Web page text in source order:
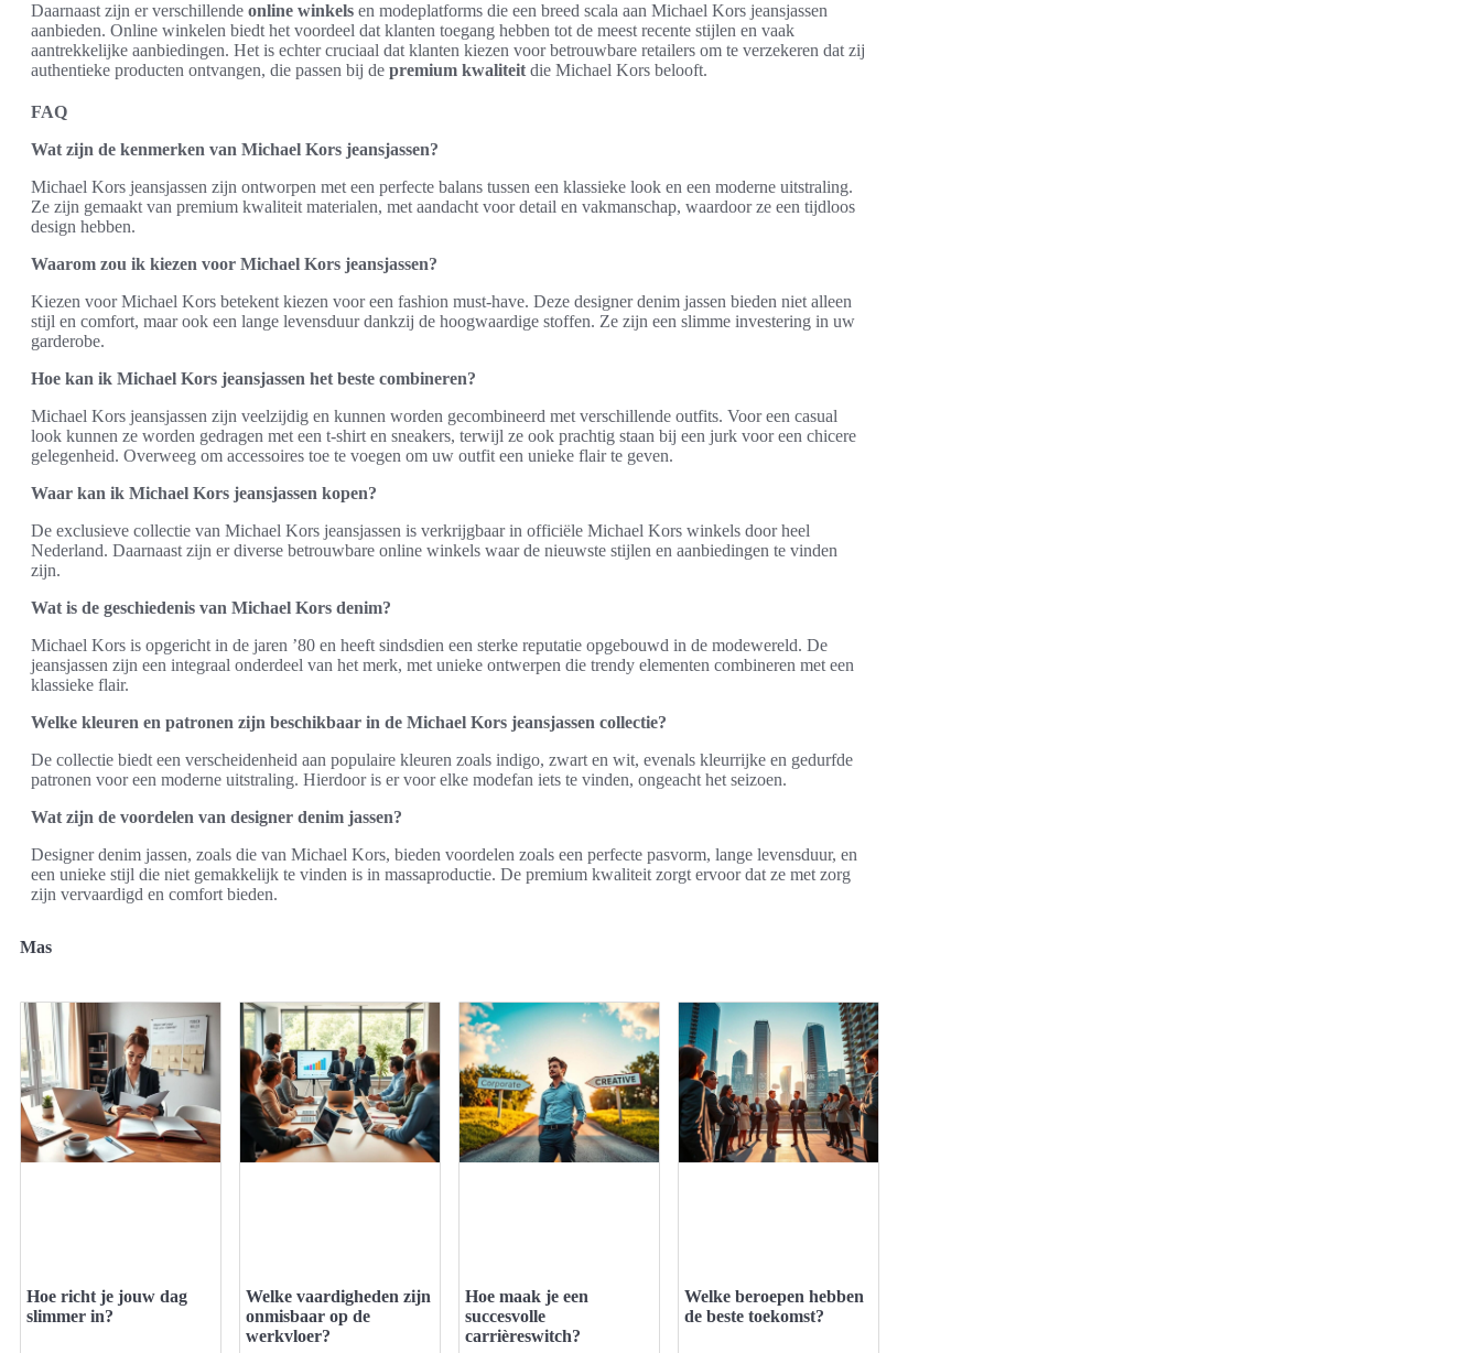
Daarnaast zijn er verschillende online winkels en modeplatforms die een breed scala aan Michael Kors jeansjassen
aanbieden. Online winkelen biedt het voordeel dat klanten toegang hebben tot de meest recente stijlen en vaak
aantrekkelijke aanbiedingen. Het is echter cruciaal dat klanten kiezen voor betrouwbare retailers om te verzekeren dat zij
authentieke producten ontvangen, die passen bij de premium kwaliteit die Michael Kors belooft.
FAQ
Wat zijn de kenmerken van Michael Kors jeansjassen?
Michael Kors jeansjassen zijn ontworpen met een perfecte balans tussen een klassieke look en een moderne uitstraling.
Ze zijn gemaakt van premium kwaliteit materialen, met aandacht voor detail en vakmanschap, waardoor ze een tijdloos
design hebben.
Waarom zou ik kiezen voor Michael Kors jeansjassen?
Kiezen voor Michael Kors betekent kiezen voor een fashion must-have. Deze designer denim jassen bieden niet alleen
stijl en comfort, maar ook een lange levensduur dankzij de hoogwaardige stoffen. Ze zijn een slimme investering in uw
garderobe.
Hoe kan ik Michael Kors jeansjassen het beste combineren?
Michael Kors jeansjassen zijn veelzijdig en kunnen worden gecombineerd met verschillende outfits. Voor een casual
look kunnen ze worden gedragen met een t-shirt en sneakers, terwijl ze ook prachtig staan bij een jurk voor een chicere
gelegenheid. Overweeg om accessoires toe te voegen om uw outfit een unieke flair te geven.
Waar kan ik Michael Kors jeansjassen kopen?
De exclusieve collectie van Michael Kors jeansjassen is verkrijgbaar in officiële Michael Kors winkels door heel
Nederland. Daarnaast zijn er diverse betrouwbare online winkels waar de nieuwste stijlen en aanbiedingen te vinden
zijn.
Wat is de geschiedenis van Michael Kors denim?
Michael Kors is opgericht in de jaren ’80 en heeft sindsdien een sterke reputatie opgebouwd in de modewereld. De
jeansjassen zijn een integraal onderdeel van het merk, met unieke ontwerpen die trendy elementen combineren met een
klassieke flair.
Welke kleuren en patronen zijn beschikbaar in de Michael Kors jeansjassen collectie?
De collectie biedt een verscheidenheid aan populaire kleuren zoals indigo, zwart en wit, evenals kleurrijke en gedurfde
patronen voor een moderne uitstraling. Hierdoor is er voor elke modefan iets te vinden, ongeacht het seizoen.
Wat zijn de voordelen van designer denim jassen?
Designer denim jassen, zoals die van Michael Kors, bieden voordelen zoals een perfecte pasvorm, lange levensduur, en
een unieke stijl die niet gemakkelijk te vinden is in massaproductie. De premium kwaliteit zorgt ervoor dat ze met zorg
zijn vervaardigd en comfort bieden.
Mas
Hoe richt je jouw dag
slimmer in?
Welke vaardigheden zijn
onmisbaar op de
werkvloer?
Hoe maak je een
succesvolle
carrièreswitch?
Welke beroepen hebben
de beste toekomst?